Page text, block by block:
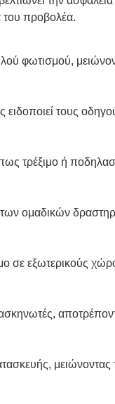
του προβολέα.
φωτισμού,
τους
τρέξιμο ή
ομαδικών
σε εξωτερικούς
μειώνοντας